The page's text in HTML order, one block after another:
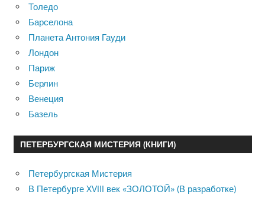
Толедо
Барселона
Планета Антония Гауди
Лондон
Париж
Берлин
Венеция
Базель
ПЕТЕРБУРГСКАЯ МИСТЕРИЯ (КНИГИ)
Петербургская Мистерия
В Петербурге XVIII век «ЗОЛОТОЙ» (В разработке)